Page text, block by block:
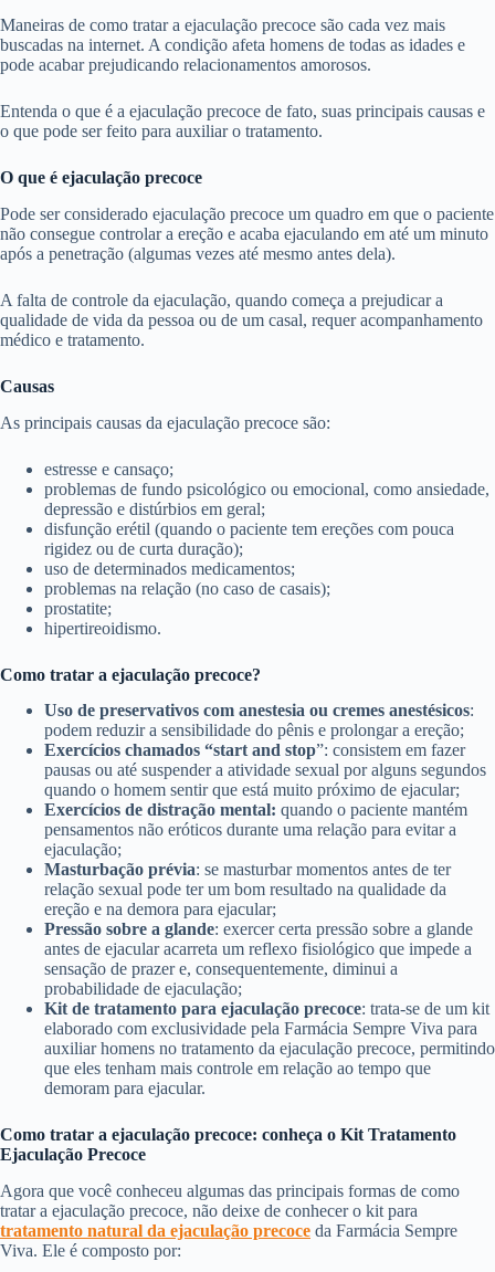
Maneiras de como tratar a ejaculação precoce são cada vez mais
buscadas na internet. A condição afeta homens de todas as idades e
pode acabar prejudicando relacionamentos amorosos.
Entenda o que é a ejaculação precoce de fato, suas principais causas e
o que pode ser feito para auxiliar o tratamento.
O que é ejaculação precoce
Pode ser considerado ejaculação precoce um quadro em que o paciente
não consegue controlar a ereção e acaba ejaculando em até um minuto
após a penetração (algumas vezes até mesmo antes dela).
A falta de controle da ejaculação, quando começa a prejudicar a
qualidade de vida da pessoa ou de um casal, requer acompanhamento
médico e tratamento.
Causas
As principais causas da ejaculação precoce são:
estresse e cansaço;
problemas de fundo psicológico ou emocional, como ansiedade,
depressão e distúrbios em geral;
disfunção erétil (quando o paciente tem ereções com pouca
rigidez ou de curta duração);
uso de determinados medicamentos;
problemas na relação (no caso de casais);
prostatite;
hipertireoidismo.
Como tratar a ejaculação precoce?
Uso de preservativos com anestesia ou cremes anestésicos:
podem reduzir a sensibilidade do pênis e prolongar a ereção;
Exercícios chamados “start and stop”: consistem em fazer
pausas ou até suspender a atividade sexual por alguns segundos
quando o homem sentir que está muito próximo de ejacular;
Exercícios de distração mental: quando o paciente mantém
pensamentos não eróticos durante uma relação para evitar a
ejaculação;
Masturbação prévia: se masturbar momentos antes de ter
relação sexual pode ter um bom resultado na qualidade da
ereção e na demora para ejacular;
Pressão sobre a glande: exercer certa pressão sobre a glande
antes de ejacular acarreta um reflexo fisiológico que impede a
sensação de prazer e, consequentemente, diminui a
probabilidade de ejaculação;
Kit de tratamento para ejaculação precoce: trata-se de um kit
elaborado com exclusividade pela Farmácia Sempre Viva para
auxiliar homens no tratamento da ejaculação precoce, permitindo
que eles tenham mais controle em relação ao tempo que
demoram para ejacular.
Como tratar a ejaculação precoce: conheça o Kit Tratamento
Ejaculação Precoce
Agora que você conheceu algumas das principais formas de como
tratar a ejaculação precoce, não deixe de conhecer o kit para
tratamento natural da ejaculação precoce da Farmácia Sempre
Viva. Ele é composto por: